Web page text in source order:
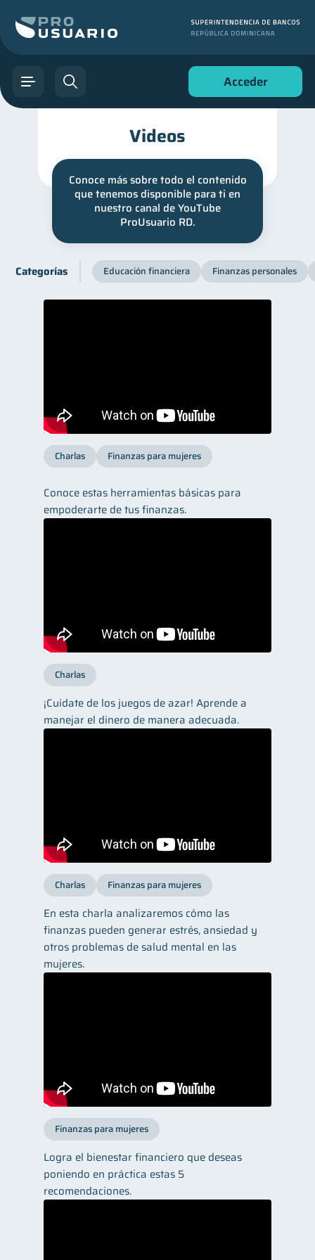
Acceder
Videos
Conoce más sobre todo el contenido
que tenemos disponible para ti en
nuestro canal de YouTube
ProUsuario RD.
Categorías Educación financiera Finanzas personales
Charlas Finanzas para mujeres
Conoce estas herramientas básicas para
empoderarte de tus finanzas.
Charlas
¡Cuídate de los juegos de azar! Aprende a
manejar el dinero de manera adecuada.
Charlas Finanzas para mujeres
En esta charla analizaremos cómo las
finanzas pueden generar estrés, ansiedad y
otros problemas de salud mental en las
mujeres.
Finanzas para mujeres
Logra el bienestar financiero que deseas
poniendo en práctica estas 5
recomendaciones.